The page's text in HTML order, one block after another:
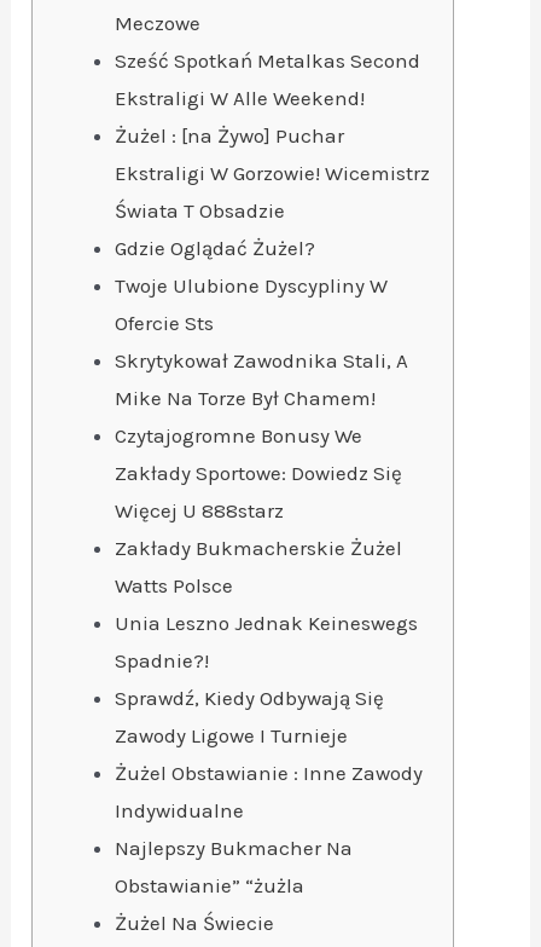
Meczowe
Sześć Spotkań Metalkas Second
Ekstraligi W Alle Weekend!
Żużel : [na Żywo] Puchar
Ekstraligi W Gorzowie! Wicemistrz
Świata T Obsadzie
Gdzie Oglądać Żużel?
Twoje Ulubione Dyscypliny W
Ofercie Sts
Skrytykował Zawodnika Stali, A
Mike Na Torze Był Chamem!
Czytajogromne Bonusy We
Zakłady Sportowe: Dowiedz Się
Więcej U 888starz
Zakłady Bukmacherskie Żużel
Watts Polsce
Unia Leszno Jednak Keineswegs
Spadnie?!
Sprawdź, Kiedy Odbywają Się
Zawody Ligowe I Turnieje
Żużel Obstawianie : Inne Zawody
Indywidualne
Najlepszy Bukmacher Na
Obstawianie” “żużla
Żużel Na Świecie